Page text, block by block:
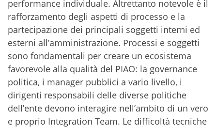
performance individuale. Altrettanto notevole è il
rafforzamento degli aspetti di processo e la
partecipazione dei principali soggetti interni ed
esterni all’amministrazione. Processi e soggetti
sono fondamentali per creare un ecosistema
favorevole alla qualità del PIAO: la governance
politica, i manager pubblici a vario livello, i
dirigenti responsabili delle diverse politiche
dell’ente devono interagire nell’ambito di un vero
e proprio Integration Team. Le difficoltà tecniche